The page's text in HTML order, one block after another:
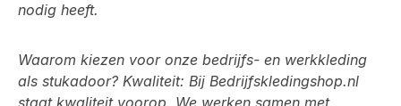
nodig heeft.
Waarom kiezen voor onze bedrijfs- en werkkleding
als stukadoor? Kwaliteit: Bij Bedrijfskledingshop.nl